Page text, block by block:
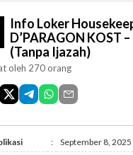
Info Loker
D’PARAGON KOST
(Tanpa Ijazah)
oleh 270 orang
:
September 8, 2025